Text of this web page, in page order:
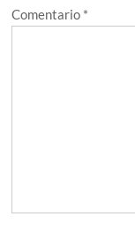
Comentario *